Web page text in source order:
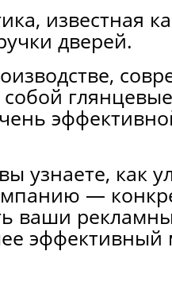
известная
дверей.
собой
узнаете, как
—
ваши
эффективный